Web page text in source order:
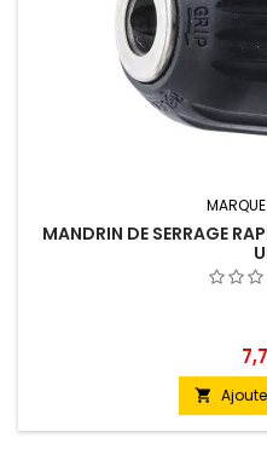
MARQUE:
MANDRIN DE SERRAGE
